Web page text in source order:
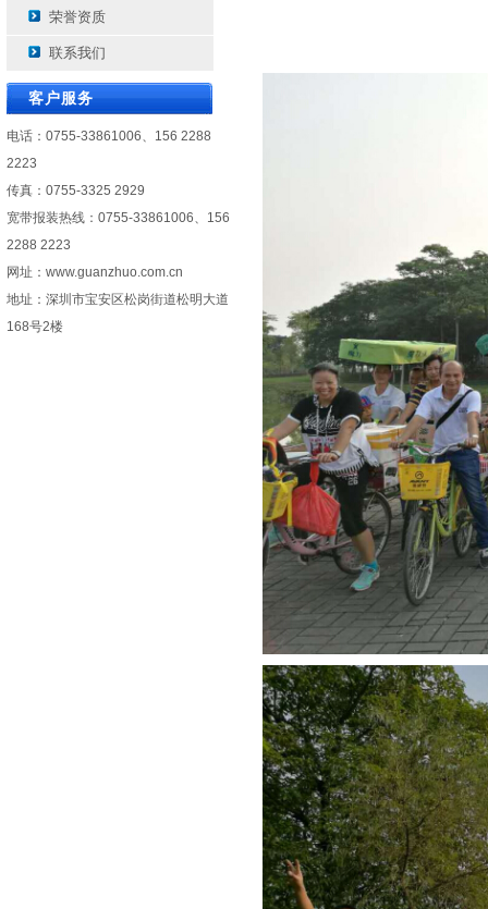
荣誉资质
联系我们
客户服务
电话：0755-33861006、156 2288
2223
传真：0755-3325 2929
宽带报装热线：0755-33861006、156
2288 2223
网址： www.guanzhuo.com.cn
地址：深圳市宝安区松岗街道松明大道
168号2楼